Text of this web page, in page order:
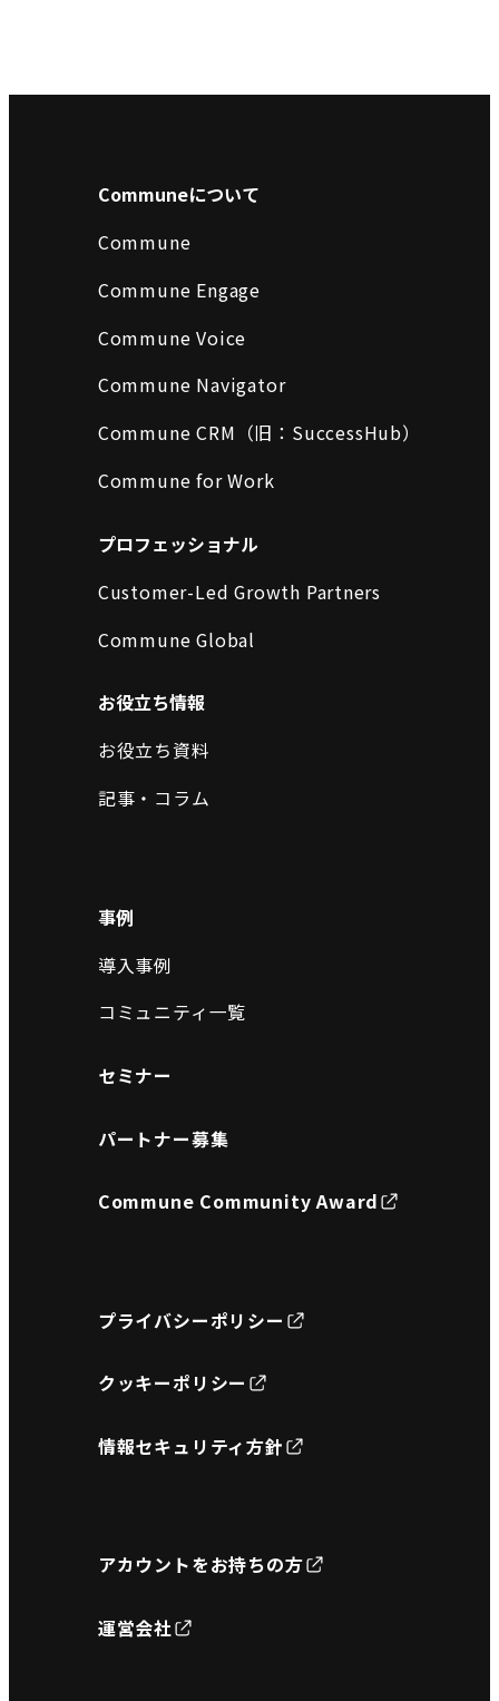
Communeについて
Commune
Commune Engage
Commune Voice
Commune Navigator
Commune CRM（旧：SuccessHub）
Commune for Work
プロフェッショナル
Customer-Led Growth Partners
Commune Global
お役立ち情報
お役立ち資料
記事・コラム
事例
導入事例
コミュニティ一覧
セミナー
パートナー募集
Commune Community Award
プライバシーポリシー
クッキーポリシー
情報セキュリティ方針
アカウントをお持ちの方
運営会社